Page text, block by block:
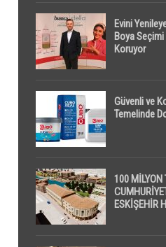
Evini
Boya
Koruyor
Güvenli ve
Temelinde
100 MİLYON
ESKİŞEHİR